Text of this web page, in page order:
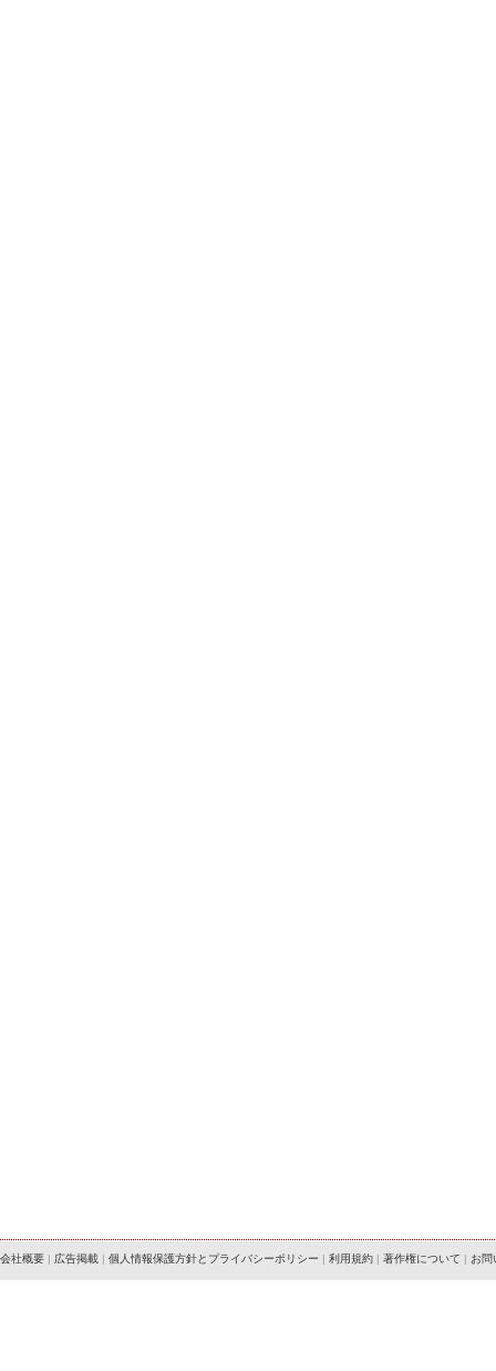
会社概要 | 広告掲載 | 個人情報保護方針とプライバシーポリシー | 利用規約 | 著作権について | お問